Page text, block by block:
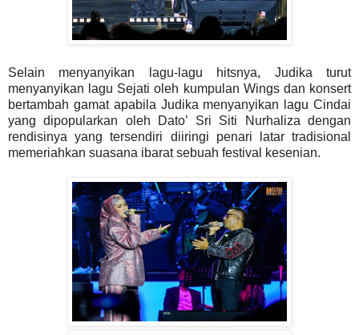
Selain menyanyikan lagu-lagu hitsnya, Judika turut
menyanyikan lagu Sejati oleh kumpulan Wings dan konsert
bertambah gamat apabila Judika menyanyikan lagu Cindai
yang dipopularkan oleh Dato’ Sri Siti Nurhaliza dengan
rendisinya yang tersendiri diiringi penari latar tradisional
memeriahkan suasana ibarat sebuah festival kesenian.